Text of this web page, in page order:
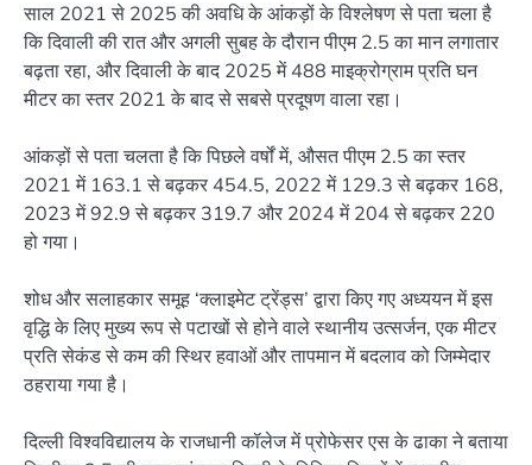
साल 2021 से 2025 की अवधि के आंकड़ों के विश्लेषण से पता चला है
कि दिवाली की रात और अगली सुबह के दौरान पीएम 2.5 का मान लगातार
बढ़ता रहा, और दिवाली के बाद 2025 में 488 माइक्रोग्राम प्रति घन
मीटर का स्तर 2021 के बाद से सबसे प्रदूषण वाला रहा।
आंकड़ों से पता चलता है कि पिछले वर्षों में, औसत पीएम 2.5 का स्तर
2021 में 163.1 से बढ़कर 454.5, 2022 में 129.3 से बढ़कर 168,
2023 में 92.9 से बढ़कर 319.7 और 2024 में 204 से बढ़कर 220
हो गया।
शोध और सलाहकार समूह ‘क्लाइमेट ट्रेंड्स’ द्वारा किए गए अध्ययन में इस
वृद्धि के लिए मुख्य रूप से पटाखों से होने वाले स्थानीय उत्सर्जन, एक मीटर
प्रति सेकंड से कम की स्थिर हवाओं और तापमान में बदलाव को जिम्मेदार
ठहराया गया है।
दिल्ली विश्वविद्यालय के राजधानी कॉलेज में प्रोफेसर एस के ढाका ने बताया